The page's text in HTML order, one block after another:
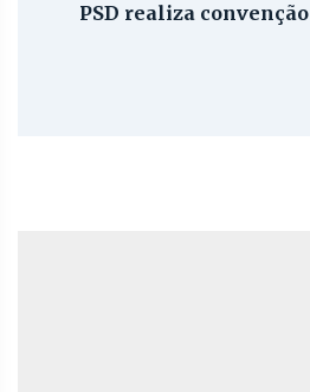
PSD realiza convenção